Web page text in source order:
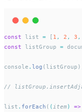
const list = [ 1 , 2 , 3 ,
const listGroup =
console . log (listGroup)
//
list . forEach ( (item) =>